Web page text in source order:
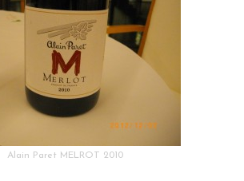
Alain Paret MELROT 2010